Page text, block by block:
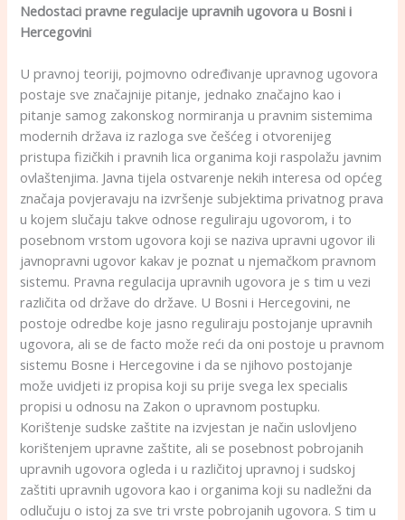
Nedostaci pravne regulacije upravnih ugovora u Bosni i
Hercegovini
U pravnoj teoriji, pojmovno određivanje upravnog ugovora
postaje sve značajnije pitanje, jednako značajno kao i
pitanje samog zakonskog normiranja u pravnim sistemima
modernih država iz razloga sve češćeg i otvorenijeg
pristupa fizičkih i pravnih lica organima koji raspolažu javnim
ovlaštenjima. Javna tijela ostvarenje nekih interesa od općeg
značaja povjeravaju na izvršenje subjektima privatnog prava
u kojem slučaju takve odnose reguliraju ugovorom, i to
posebnom vrstom ugovora koji se naziva upravni ugovor ili
javnopravni ugovor kakav je poznat u njemačkom pravnom
sistemu. Pravna regulacija upravnih ugovora je s tim u vezi
različita od države do države. U Bosni i Hercegovini, ne
postoje odredbe koje jasno reguliraju postojanje upravnih
ugovora, ali se de facto može reći da oni postoje u pravnom
sistemu Bosne i Hercegovine i da se njihovo postojanje
može uvidjeti iz propisa koji su prije svega lex specialis
propisi u odnosu na Zakon o upravnom postupku.
Korištenje sudske zaštite na izvjestan je način uslovljeno
korištenjem upravne zaštite, ali se posebnost pobrojanih
upravnih ugovora ogleda i u različitoj upravnoj i sudskoj
zaštiti upravnih ugovora kao i organima koji su nadležni da
odlučuju o istoj za sve tri vrste pobrojanih ugovora. S tim u